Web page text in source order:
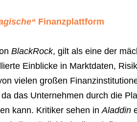
Finanzplattform
BlackRock, gilt als eine der
Einblicke in Marktdaten,
vielen großen
das Unternehmen durch die
kann. Kritiker sehen in Aladdin